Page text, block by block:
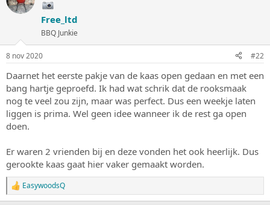
Free_ltd
BBQ Junkie
8 nov 2020 #22
Daarnet het eerste pakje van de kaas open gedaan en met een
bang hartje geproefd. Ik had wat schrik dat de rooksmaak
nog te veel zou zijn, maar was perfect. Dus een weekje laten
liggen is prima. Wel geen idee wanneer ik de rest ga open
doen.
Er waren 2 vrienden bij en deze vonden het ook heerlijk. Dus
gerookte kaas gaat hier vaker gemaakt worden.
W
a
EasywoodsQ